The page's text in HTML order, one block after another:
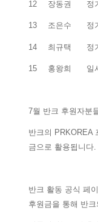
12 장동권 정
13 조은수 정
14 최규택 정
15 홍왕희 일
7월 반크 후원자분
반크의 PRKOREA
금으로 활용됩니
반크 활동 공식 페
후원금을 통해 반